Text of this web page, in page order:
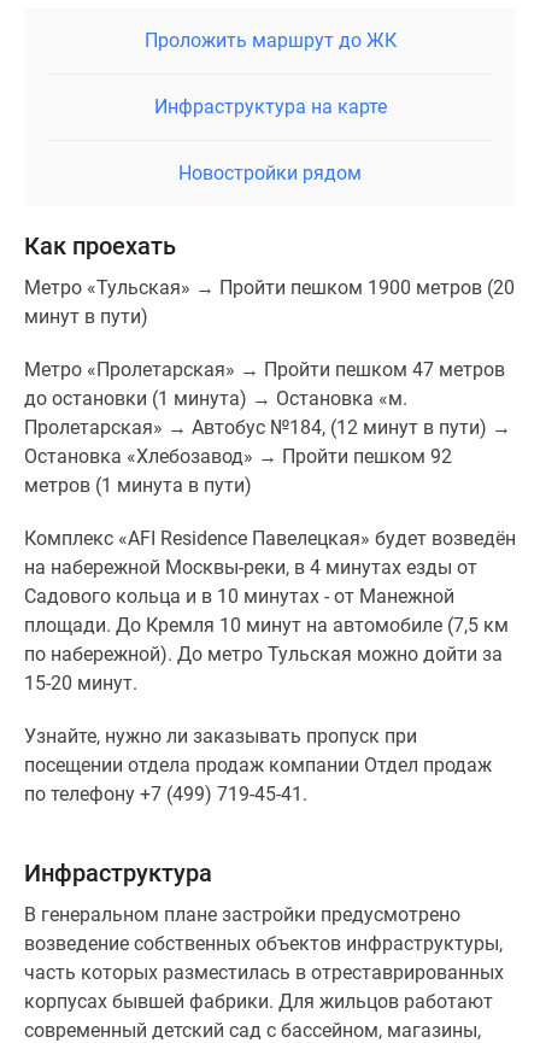
Проложить маршрут до ЖК
Инфраструктура на карте
Новостройки рядом
Как проехать
Метро «Тульская» → Пройти пешком 1900 метров (20
минут в пути)
Метро «Пролетарская» → Пройти пешком 47 метров
до остановки (1 минута) → Остановка «м.
Пролетарская» → Автобус №184, (12 минут в пути) →
Остановка «Хлебозавод» → Пройти пешком 92
метров (1 минута в пути)
Комплекс «AFI Residence Павелецкая» будет возведён
на набережной Москвы-реки, в 4 минутах езды от
Садового кольца и в 10 минутах - от Манежной
площади. До Кремля 10 минут на автомобиле (7,5 км
по набережной). До метро Тульская можно дойти за
15-20 минут.
Узнайте, нужно ли заказывать пропуск при
посещении отдела продаж компании Отдел продаж
по телефону +7 (499) 719-45-41.
Инфраструктура
В генеральном плане застройки предусмотрено
возведение собственных объектов инфраструктуры,
часть которых разместилась в отреставрированных
корпусах бывшей фабрики. Для жильцов работают
современный детский сад с бассейном, магазины,